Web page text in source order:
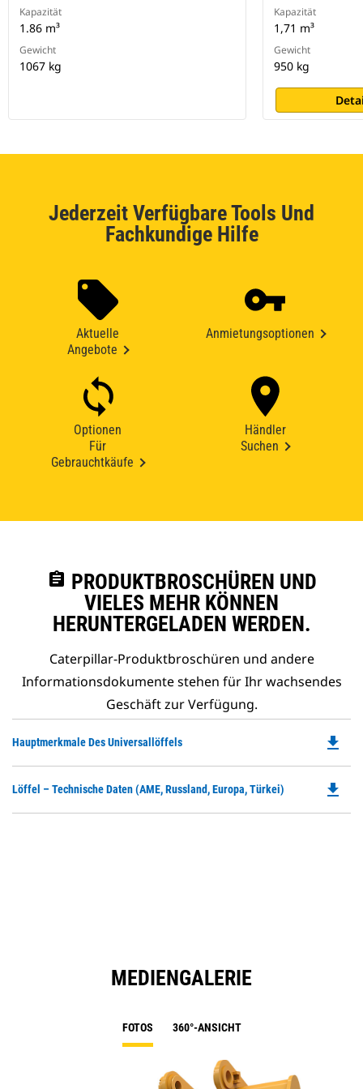
Kapazität
1.86 m³
Gewicht
1067 kg
Kapazität
1,71 m³
Gewicht
950 kg
Jederzeit Verfügbare Tools Und
Fachkundige Hilfe
Aktuelle
Angebote
Anmietungsoptionen
Optionen
Für
Gebrauchtkäufe
Händler
Suchen
assignment PRODUKTBROSCHÜREN UND
VIELES MEHR KÖNNEN
HERUNTERGELADEN WERDEN.
Caterpillar-Produktbroschüren und andere
Informationsdokumente stehen für Ihr wachsendes
Geschäft zur Verfügung.
Hauptmerkmale Des Universallöffels
a
file_download
Löffel – Technische Daten (AME, Russland, Europa, Türkei) file_download
MEDIENGALERIE
FOTOS 360°-ANSICHT